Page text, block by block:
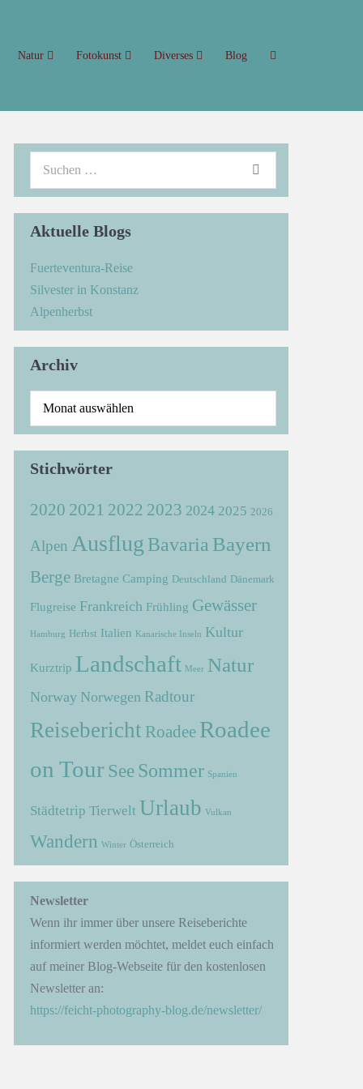
Natur Fotokunst Diverses Blog
Aktuelle Blogs
Fuerteventura-Reise
Silvester in Konstanz
Alpenherbst
Archiv
Stichwörter
2020 2021 2022 2023 2024 2025 2026
Alpen Ausflug Bavaria Bayern
Berge Bretagne Camping Deutschland Dänemark
Flugreise Frankreich Frühling Gewässer
Hamburg Herbst Italien Kanarische Inseln Kultur
Kurztrip Landschaft Meer Natur
Norway Norwegen Radtour
Reisebericht Roadee Roadee
on Tour See Sommer Spanien
Städtetrip Tierwelt Urlaub Vulkan
Wandern Winter Österreich
Newsletter
Wenn ihr immer über unsere Reiseberichte
informiert werden möchtet, meldet euch einfach
auf meiner Blog-Webseite für den kostenlosen
Newsletter an:
https://feicht-photography-blog.de/newsletter/